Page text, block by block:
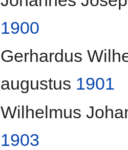
1900
Gerhardus
augustus 1901
Wilhelmus
1903